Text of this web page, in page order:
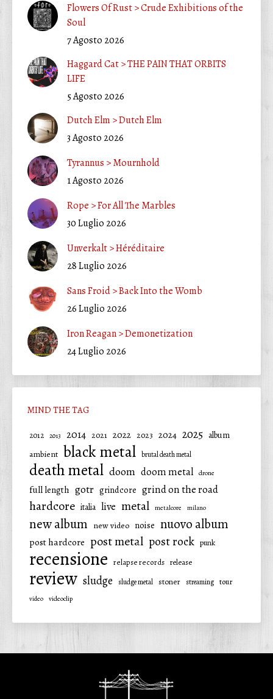
Flowers Of Rust > Crude Exhibitions of the
Soul
7 Agosto 2026
Haggard Cat > THE PAIN THAT ORBITS
LIFE
5 Agosto 2026
Dutch Elm > Dutch Elm
3 Agosto 2026
Tyrannus > Mournhold
1 Agosto 2026
Rope > For All The Marbles
30 Luglio 2026
Unverkalt > Héréditaire
28 Luglio 2026
Sans Froid > Back Into the Womb
26 Luglio 2026
Iron Reagan > Demonetization
24 Luglio 2026
MIND THE TAG
2012 2013 2014 2021 2022 2023 2024 2025 album
ambient black metal brutal death metal
death metal doom doom metal drone
full length gotr grindcore grind on the road
hardcore italia live metal metalcore milano
new album new video noise nuovo album
post hardcore post metal post rock punk
recensione relapse records release
review sludge sludge metal stoner streaming tour
video videoclip